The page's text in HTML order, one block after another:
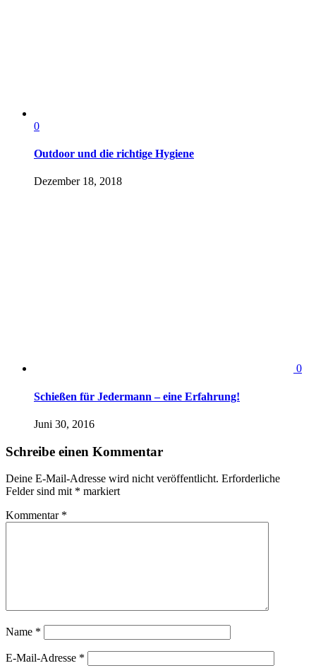
0
Outdoor und die richtige Hygiene
Dezember 18, 2018
0
Schießen für Jedermann – eine Erfahrung!
Juni 30, 2016
Schreibe einen Kommentar
Deine E-Mail-Adresse wird nicht veröffentlicht. Erforderliche
Felder sind mit * markiert
Kommentar *
Name *
E-Mail-Adresse *